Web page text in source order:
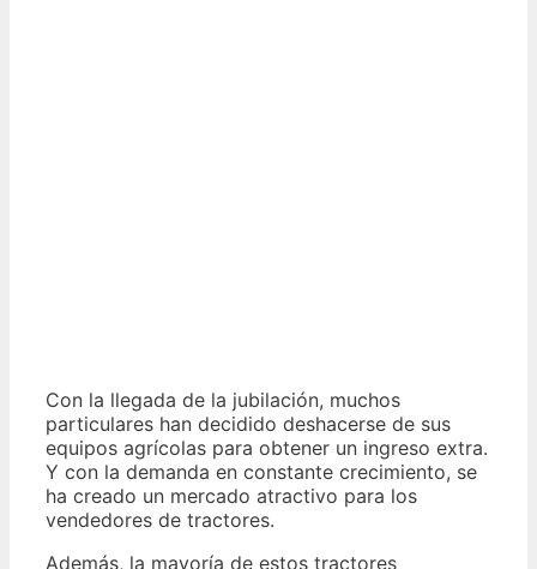
Con la llegada de la jubilación, muchos
particulares han decidido deshacerse de sus
equipos agrícolas para obtener un ingreso extra.
Y con la demanda en constante crecimiento, se
ha creado un mercado atractivo para los
vendedores de tractores.
Además, la mayoría de estos tractores